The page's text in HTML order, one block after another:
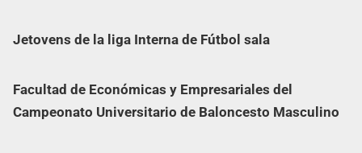
Jetovens de la liga Interna de Fútbol sala
Facultad de Económicas y Empresariales del
Campeonato Universitario de Baloncesto Masculino